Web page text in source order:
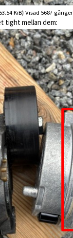
KiB) Visad 5687 gånger
tight mellan dem: